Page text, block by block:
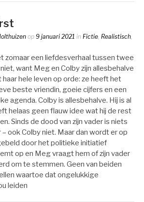
op 9 januari 2021 in Fictie Realistisch
zomaar een liefdesverhaal tussen twee
want Meg en Colby zijn allesbehalve
hele leven op orde: ze heeft het
beste vriendin, goeie cijfers en een
agenda. Colby is allesbehalve. Hij is al
helaas geen flauw idee wat hij de rest
Sinds de dood van zijn vader is niets
ook Colby niet. Maar dan wordt er op
door het politieke initiatief
op en Meg vraagt hem of zijn vader
om te stemmen. Geen van beiden
waartoe dat ongelukkige
leiden